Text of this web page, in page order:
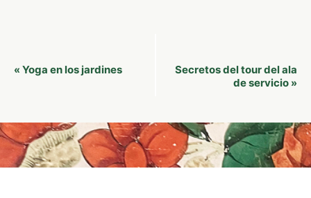
Navegación
« Yoga en los jardines
Secretos del tour del ala
de servicio »